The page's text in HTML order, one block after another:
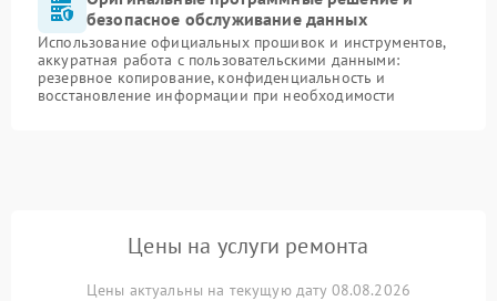
безопасное обслуживание данных
Использование официальных прошивок и инструментов,
аккуратная работа с пользовательскими данными:
резервное копирование, конфиденциальность и
восстановление информации при необходимости
Цены на услуги ремонта
Цены актуальны на текущую дату 08.08.2026